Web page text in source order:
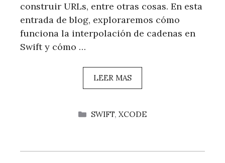
construir URLs, entre otras cosas. En esta
entrada de blog, exploraremos cómo
funciona la interpolación de cadenas en
Swift y cómo …
LEER MAS
CATEGORÍAS
SWIFT, XCODE